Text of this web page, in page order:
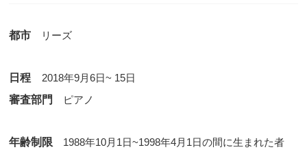
都市 リーズ
日程 2018年9月6日~ 15日
審査部門
ピアノ
年齢制限 1988年10月1日~1998年4月1日の間に生まれた者